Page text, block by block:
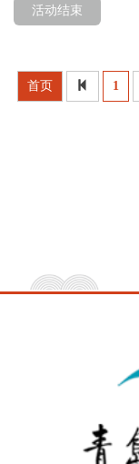
活动结束
首页 1